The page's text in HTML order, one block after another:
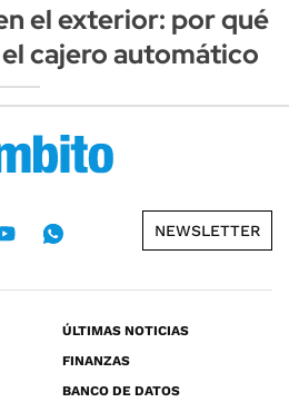
el exterior: por qué
cajero automático
NEWSLETTER
ÚLTIMAS NOTICIAS
FINANZAS
BANCO DE DATOS